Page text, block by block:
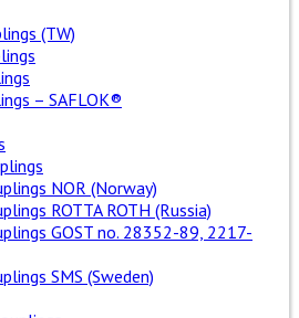
(TW)
– SAFLOK®
NOR (Norway)
ROTTA ROTH (Russia)
GOST no. 28352-89, 2217-
SMS (Sweden)